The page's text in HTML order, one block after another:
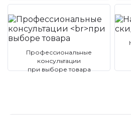
Профессиональные
консультации
при выборе товара